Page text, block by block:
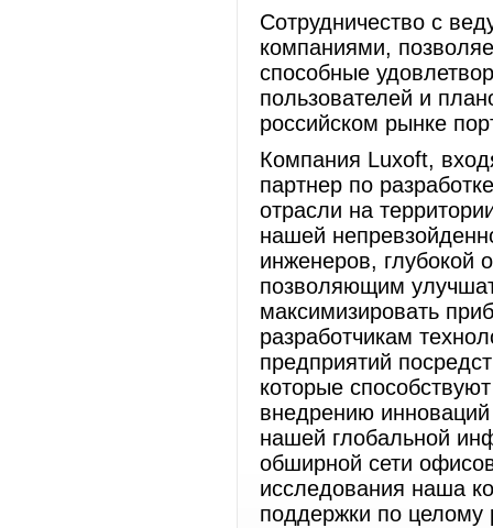
Сотрудничество с
компаниями,
способные
пользователей и
российском рынке
Компания Luxoft,
партнер по
отрасли на
нашей
инженеров, глубокой
позволяющим
максимизировать
разработчикам
предприятий
которые
внедрению
нашей глобальной
обширной сети
исследования наша
поддержки по